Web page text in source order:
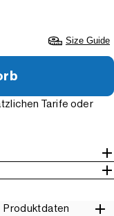
Size Guide
Tarife oder
Produktdaten